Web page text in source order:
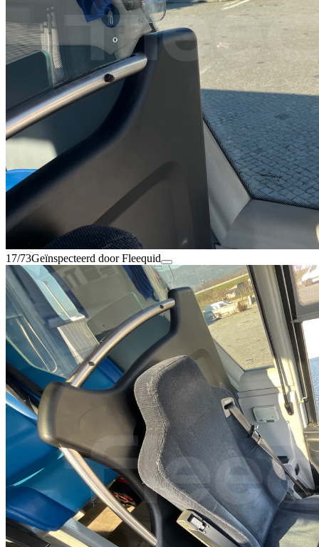
17/73Geïnspecteerd door Fleequid